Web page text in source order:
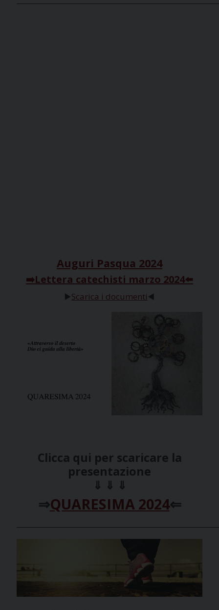
Auguri Pasqua 2024
➡️Lettera catechisti marzo 2024⬅️
▶️Scarica i documenti◀️
Clicca qui per scaricare la
presentazione
⇓ ⇓ ⇓
⇒QUARESIMA 2024⇐